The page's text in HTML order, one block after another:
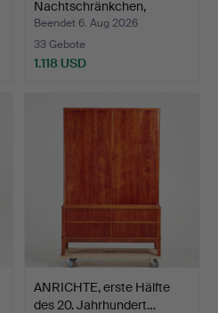
Nachtschränkchen,
"Birgitta…
Beendet 6. Aug 2026
33 Gebote
1.118 USD
ANRICHTE, erste Hälfte
des 20. Jahrhundert…